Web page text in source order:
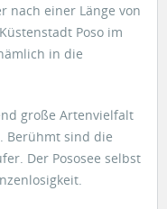
nach einer Länge von
Poso im
in die
große Artenvielfalt
Berühmt sind die
Der Pososee selbst